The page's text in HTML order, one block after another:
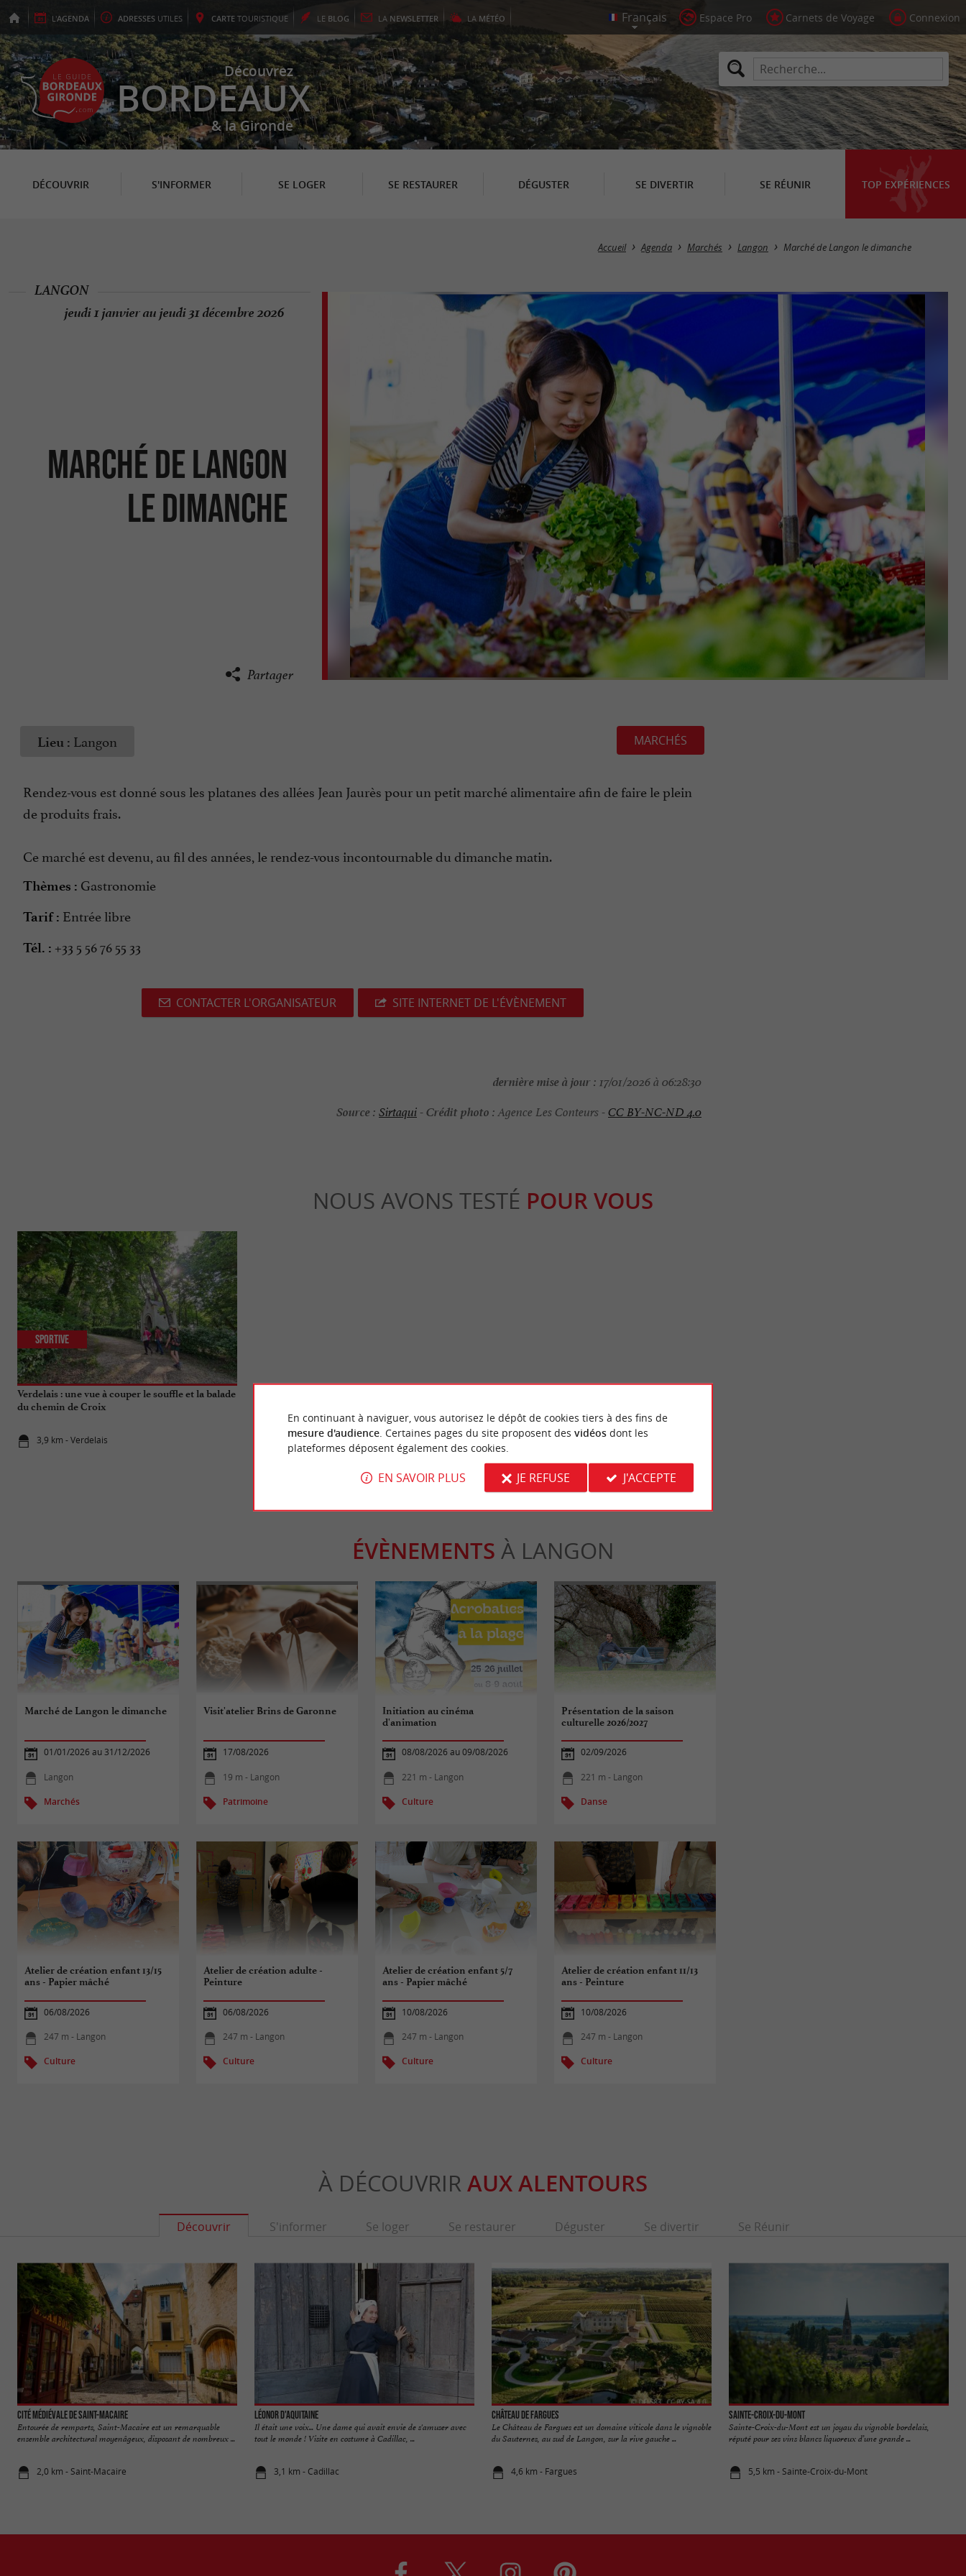
L'AGENDA ADRESSES UTILES CARTE TOURISTIQUE LE BLOG LA NEWSLETTER LA MÉTÉO Espace Pro Carnets de Voyage Connexion
Découvrez
BORDEAUX
& la Gironde
DÉCOUVRIR S'INFORMER SE LOGER SE RESTAURER DÉGUSTER SE DIVERTIR SE RÉUNIR TOP EXPÉRIENCES
Accueil Agenda Marchés Langon Marché de Langon le dimanche
Marché de Langon
le dimanche
LANGON
jeudi 1 janvier au jeudi 31 décembre 2026
Partager
Lieu : Langon MARCHÉS
Rendez-vous est donné sous les platanes des allées Jean Jaurès pour un petit marché alimentaire afin de faire le plein
de produits frais.
Ce marché est devenu, au fil des années, le rendez-vous incontournable du dimanche matin.
Thèmes : Gastronomie
Tarif : Entrée libre
Tél. : +33 5 56 76 55 33
CONTACTER L'ORGANISATEUR SITE INTERNET DE L'ÉVÈNEMENT
dernière mise à jour : 17/01/2026 à 06:28:30
Source : Sirtaqui-Crédit photo :Agence Les Conteurs -CC BY-NC-ND 4.0
NOUS AVONS TESTÉ POUR VOUS
Verdelais : une vue à couper le souffle et la balade
du chemin de Croix
3,9 km - Verdelais
Sportive
5,5 km - Sainte-Croix-du-Mont 8,2 km - Sauternes
ÉVÈNEMENTS À LANGON
Marché de Langon le dimanche
01/01/2026 au 31/12/2026
Langon
Marchés
Visit'atelier Brins de Garonne
17/08/2026
19 m - Langon
Patrimoine
Initiation au cinéma
d'animation
08/08/2026 au 09/08/2026
221 m - Langon
Culture
Présentation de la saison
culturelle 2026/2027
02/09/2026
221 m - Langon
Danse
Atelier de création enfant 13/15
ans - Papier mâché
06/08/2026
247 m - Langon
Culture
Atelier de création adulte -
Peinture
06/08/2026
247 m - Langon
Culture
Atelier de création enfant 5/7
ans - Papier mâché
10/08/2026
247 m - Langon
Culture
Atelier de création enfant 11/13
ans - Peinture
10/08/2026
247 m - Langon
Culture
À DÉCOUVRIR AUX ALENTOURS
Découvrir S'informer Se loger Se restaurer Déguster Se divertir Se Réunir
Cité médiévale de Saint-Macaire
Entourée de remparts, Saint-Macaire est un remarquable
ensemble architectural moyenâgeux, disposant de nombreux ...
2,0 km - Saint-Macaire
Léonor d'Aquitaine
Il était une voix... Une dame qui avait envie de s'amuser avec
tout le monde ! Visite en costume à Cadillac, ...
3,1 km - Cadillac
Château de Fargues
Le Château de Fargues est un domaine viticole dans le vignoble
du Sauternes, au sud de Langon, sur la rive gauche ...
4,6 km - Fargues
Sainte-Croix-du-Mont
Sainte-Croix-du-Mont est un joyau du vignoble bordelais,
réputé pour ses vins blancs liquoreux d’une grande ...
5,5 km - Sainte-Croix-du-Mont
En continuant à naviguer, vous autorisez le dépôt de cookies tiers à des fins de
mesure d'audience. Certaines pages du site proposent des vidéosdont les
plateformes déposent également des cookies.
EN SAVOIR PLUS JE REFUSE J'ACCEPTE